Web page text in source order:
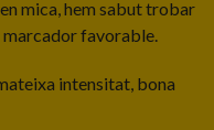
mica, hem sabut trobar
marcador favorable.
intensitat, bona